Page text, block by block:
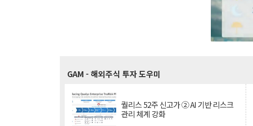
GAM - 해외주식 투자 도우미
퀄리스 52주 신고가 ② AI 기반 리스크
관리 체계 강화